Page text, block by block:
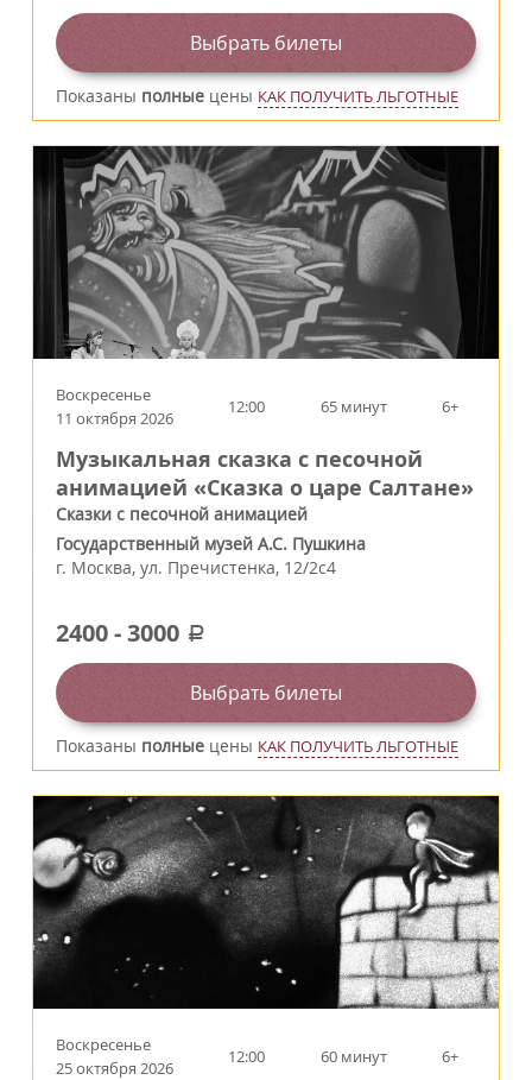
Выбрать билеты
Показаны полные цены КАК ПОЛУЧИТЬ ЛЬГОТНЫЕ
Воскресенье
11 октября 2026
12:00 65 минут 6+
Музыкальная сказка с песочной
анимацией «Сказка о царе Салтане»
Сказки с песочной анимацией
Государственный музей А.С. Пушкина
г. Москва, ул. Пречистенка, 12/2c4
2400-3000 a
Выбрать билеты
Показаны полные цены КАК ПОЛУЧИТЬ ЛЬГОТНЫЕ
Воскресенье
25 октября 2026
12:00 60 минут 6+